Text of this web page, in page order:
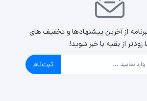
از آخرین پیشنهادها و تخفیف های
زودتر از بقیه با خبر شوید!
ثبت‌نام